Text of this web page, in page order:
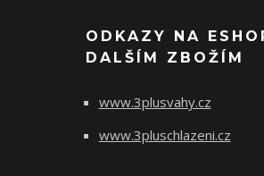
ODKAZY NA
DALŠÍM ZBOŽÍM
www.3plusvahy.cz
www.3pluschlazeni.cz